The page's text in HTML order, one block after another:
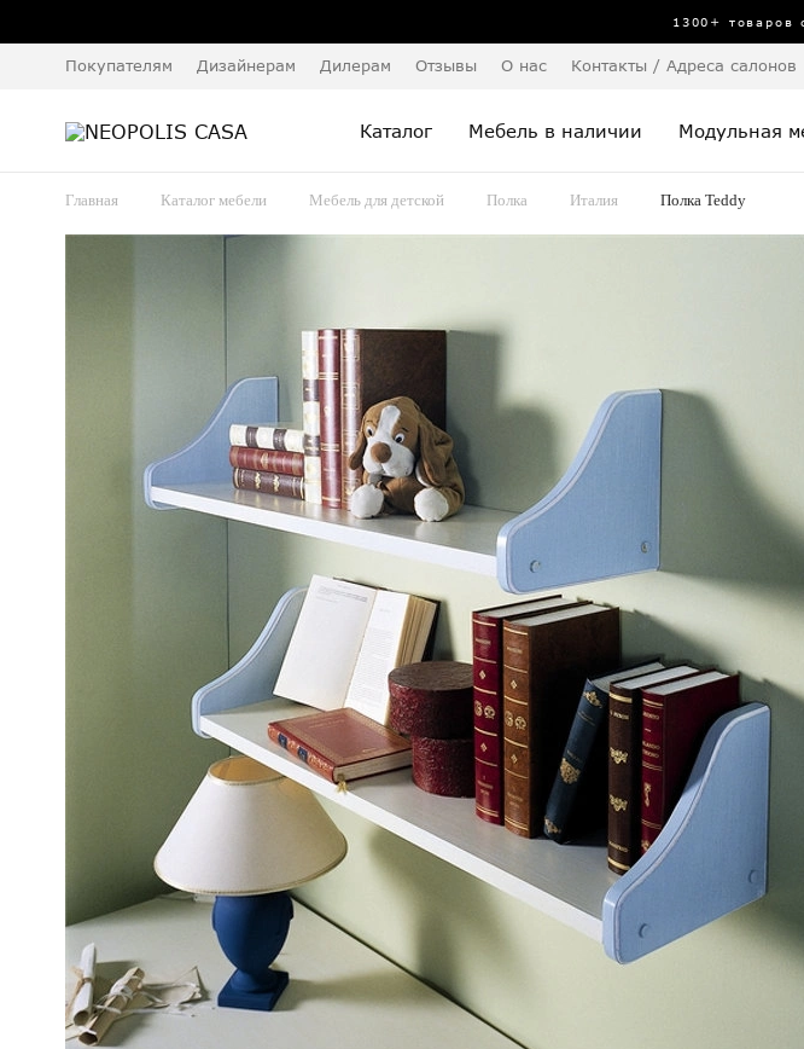
1300+ товаров
Покупателям Дизайнерам Дилерам Отзывы О нас Контакты / Адреса салонов
Каталог Мебель в наличии Модульная
Главная Каталог мебели Мебель для детской Полка Италия Полка Teddy